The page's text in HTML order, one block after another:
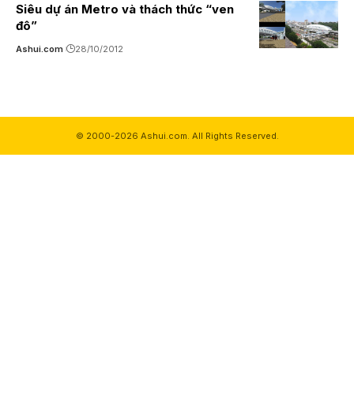
Siêu dự án Metro và thách thức “ven
đô”
Ashui.com 28/10/2012
© 2000-2026 Ashui.com. All Rights Reserved.